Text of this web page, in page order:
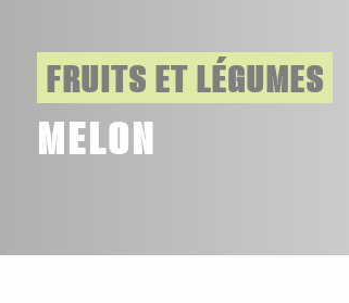
FRUITS ET LÉGUMES
MELON